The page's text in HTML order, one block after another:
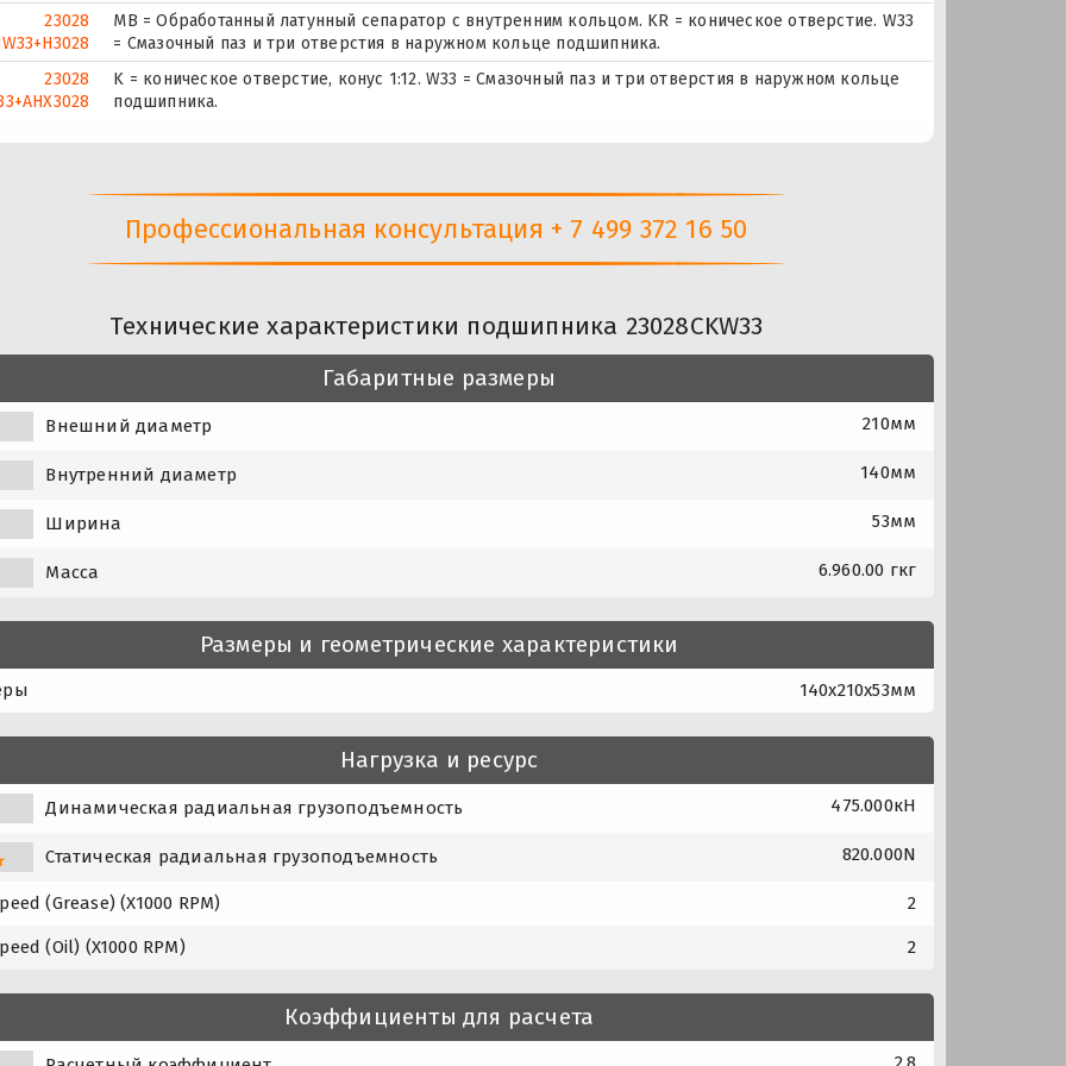
23028
MB = Обработанный латунный сепаратор с внутренним кольцом. KR = коническое отверстие. W33
= Смазочный паз и три отверстия в наружном кольце подшипника.
23028
K = коническое отверстие, конус 1:12. W33 = Смазочный паз и три отверстия в наружном кольце
подшипника.
Профессиональная консультация + 7 499 372 16 50
Технические характеристики подшипника 23028CKW33
Габаритные размеры
Внешний диаметр 210мм
Внутренний диаметр 140мм
Ширина 53мм
Масса 6.960.00 гкг
Размеры и геометрические характеристики
140x210x53мм
Нагрузка и ресурс
Динамическая радиальная грузоподъемность 475.000кН
Статическая радиальная грузоподъемность 820.000N
(Grease) (X1000 RPM) 2
(Oil) (X1000 RPM) 2
Коэффициенты для расчета